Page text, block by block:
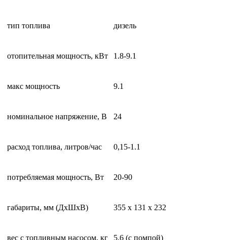
тип топлива дизель
отопительная мощность, кВт 1.8-9.1
макс мощность 9.1
номинальное напряжение, В 24
расход топлива, литров/час 0,15-1.1
потребляемая мощность, Вт 20-90
габариты, мм (ДxШxВ) 355 x 131 x 232
вес с топливным насосом, кг 5.6 (с помпой)